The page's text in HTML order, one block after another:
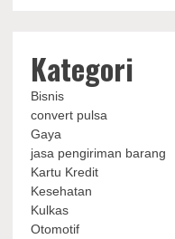
Kategori
Bisnis
convert pulsa
Gaya
jasa pengiriman barang
Kartu Kredit
Kesehatan
Kulkas
Otomotif